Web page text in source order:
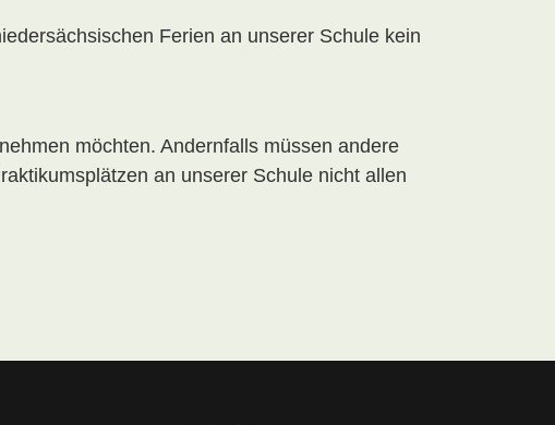
Ferien an unserer Schule kein
möchten. Andernfalls müssen andere
an unserer Schule nicht allen